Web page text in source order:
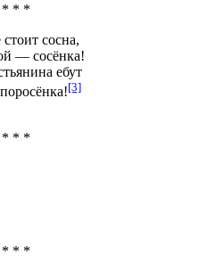
* * *
сосна,
— сосёнка!
ебут
поросёнка![3]
* * *
* * *